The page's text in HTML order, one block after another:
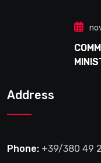
Address
Phone: +39/380 49